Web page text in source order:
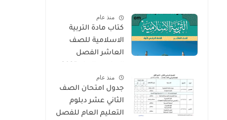
منذ عام
كتاب مادة التربية
الاسلامية للصف
العاشر الفصل
2026منذ عام
جدول امتحان الصف
الثاني عشر دبلوم
التعليم العام للفصل